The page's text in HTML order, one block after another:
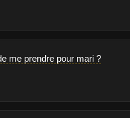
me prendre pour mari ?